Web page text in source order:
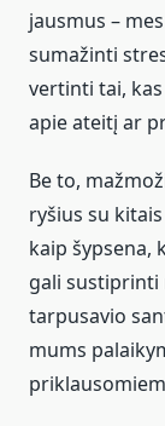
jausmus –
sumažinti
vertinti tai,
apie ateitį ar
Be to,
ryšius su
kaip šypsena,
gali sustiprinti
tarpusavio
mums